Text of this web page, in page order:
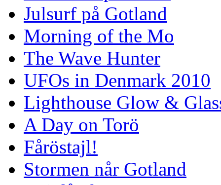
Julsurf på Gotland
Morning of the Mo
The Wave Hunter
UFOs in Denmark 2010
Lighthouse Glow &
A Day on Torö
Fåröstajl!
Stormen når Gotland